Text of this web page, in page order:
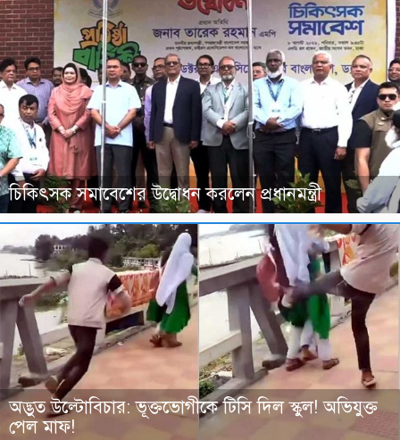
চিকিৎসক সমাবেশের উদ্বোধন করলেন প্রধানমন্ত্রী
অদ্ভুত উল্টোবিচার: ভূক্তভোগীকে টিসি দিল স্কুল! অভিযুক্ত
পেল মাফ!